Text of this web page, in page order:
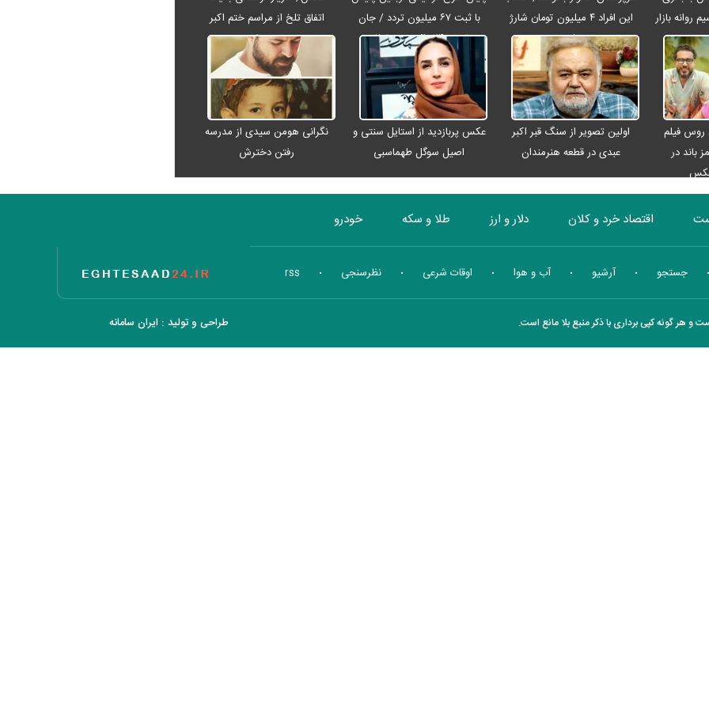
روانه بازار
این افراد ۴ میلیون تومان شارژ
شد
با ثبت ۶۷ میلیون تردد / جان
باختن ۲۴ زائر در تصادفات
اربعینی
اتفاق تلخ از مراسم ختم اکبر
عبدی رفت
روس فیلم
باند در
اولین تصویر از سنگ قبر اکبر
عبدی در قطعه هنرمندان
عکس پربازدید از استایل سنتی و
اصیل سوگل طهماسبی
نگرانی هومن سیدی از مدرسه
رفتن دخترش
اقتصاد خرد و کلان دلار و ارز طلا و سکه خودرو
بورس انرژی چندرسانه ای منهای اقتصاد تاریخ اقتصاد جستجو آرشیو آب و هوا اوقات شرعی نظرسنجی rss
طراحی و تولید : ایران سامانه